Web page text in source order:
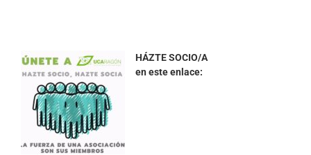
HÁZTE SOCIO/A
en este enlace: